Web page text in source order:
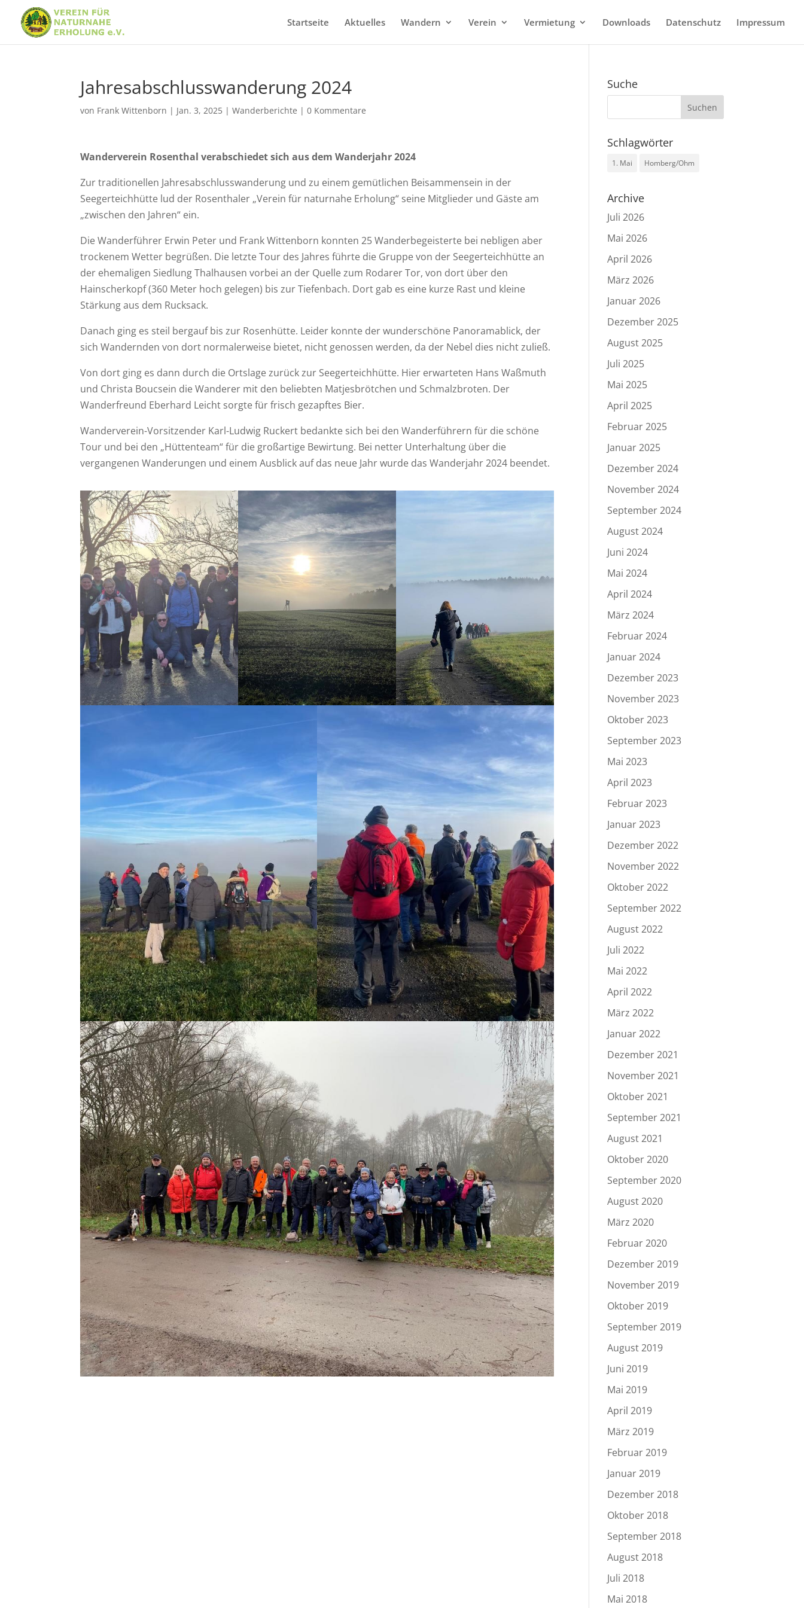
Startseite Aktuelles Wandern Verein Vermietung Downloads Datenschutz Impressum
Jahresabschlusswanderung 2024
von Frank Wittenborn | Jan. 3, 2025 |Wanderberichte |0 Kommentare
Wanderverein Rosenthal verabschiedet sich aus dem Wanderjahr 2024
Zur traditionellen Jahresabschlusswanderung und zu einem gemütlichen Beisammensein in der
Seegerteichhütte lud der Rosenthaler „Verein für naturnahe Erholung“ seine Mitglieder und Gäste am
„zwischen den Jahren“ ein.
Die Wanderführer Erwin Peter und Frank Wittenborn konnten 25 Wanderbegeisterte bei nebligen aber
trockenem Wetter begrüßen. Die letzte Tour des Jahres führte die Gruppe von der Seegerteichhütte an
der ehemaligen Siedlung Thalhausen vorbei an der Quelle zum Rodarer Tor, von dort über den
Hainscherkopf (360 Meter hoch gelegen) bis zur Tiefenbach. Dort gab es eine kurze Rast und kleine
Stärkung aus dem Rucksack.
Danach ging es steil bergauf bis zur Rosenhütte. Leider konnte der wunderschöne Panoramablick, der
sich Wandernden von dort normalerweise bietet, nicht genossen werden, da der Nebel dies nicht zuließ.
Von dort ging es dann durch die Ortslage zurück zur Seegerteichhütte. Hier erwarteten Hans Waßmuth
und Christa Boucsein die Wanderer mit den beliebten Matjesbrötchen und Schmalzbroten. Der
Wanderfreund Eberhard Leicht sorgte für frisch gezapftes Bier.
Wanderverein-Vorsitzender Karl-Ludwig Ruckert bedankte sich bei den Wanderführern für die schöne
Tour und bei den „Hüttenteam“ für die großartige Bewirtung. Bei netter Unterhaltung über die
vergangenen Wanderungen und einem Ausblick auf das neue Jahr wurde das Wanderjahr 2024 beendet.
Suche
Schlagwörter
1. Mai Homberg/Ohm
Archive
Juli 2026
Mai 2026
April 2026
März 2026
Januar 2026
Dezember 2025
August 2025
Juli 2025
Mai 2025
April 2025
Februar 2025
Januar 2025
Dezember 2024
November 2024
September 2024
August 2024
Juni 2024
Mai 2024
April 2024
März 2024
Februar 2024
Januar 2024
Dezember 2023
November 2023
Oktober 2023
September 2023
Mai 2023
April 2023
Februar 2023
Januar 2023
Dezember 2022
November 2022
Oktober 2022
September 2022
August 2022
Juli 2022
Mai 2022
April 2022
März 2022
Januar 2022
Dezember 2021
November 2021
Oktober 2021
September 2021
August 2021
Oktober 2020
September 2020
August 2020
März 2020
Februar 2020
Dezember 2019
November 2019
Oktober 2019
September 2019
August 2019
Juni 2019
Mai 2019
April 2019
März 2019
Februar 2019
Januar 2019
Dezember 2018
Oktober 2018
September 2018
August 2018
Juli 2018
Mai 2018